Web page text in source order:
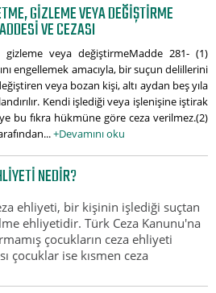
GIZLEME VEYA DEĞIŞTIRME
VE CEZASI
veya değiştirmeMadde 281- (1)
engellemek amacıyla, bir suçun delillerini
veya bozan kişi, altı aydan beş yıla
Kendi işlediği veya işlenişine iştirak
bu fıkra hükmüne göre ceza verilmez.(2)
+Devamını oku
NEDIR?
ehliyeti, bir kişinin işlediği suçtan
ehliyetidir. Türk Ceza Kanunu'na
çocukların ceza ehliyeti
çocuklar ise kısmen ceza